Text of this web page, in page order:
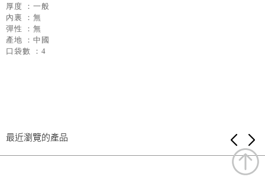
厚度 ：一般
內裏 ：無
彈性 ：無
產地 ：中國
口袋數 ：4
最近瀏覽的產品